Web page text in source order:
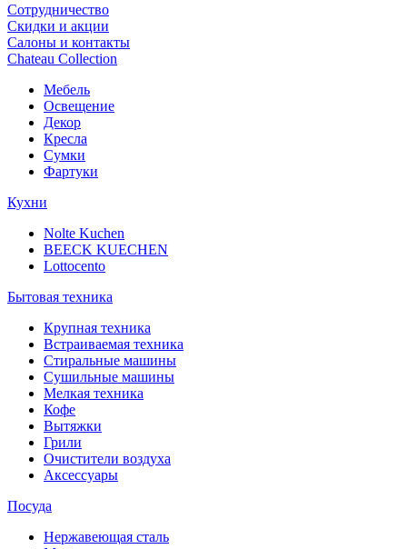
Сотрудничество
Скидки и акции
Салоны и контакты
Chateau Collection
Мебель
Освещение
Декор
Кресла
Сумки
Фартуки
Кухни
Nolte Kuchen
BEECK KUECHEN
Lottocento
Бытовая техника
Крупная техника
Встраиваемая техника
Стиральные машины
Сушильные машины
Мелкая техника
Кофе
Вытяжки
Грили
Очистители воздуха
Аксессуары
Посуда
Нержавеющая сталь